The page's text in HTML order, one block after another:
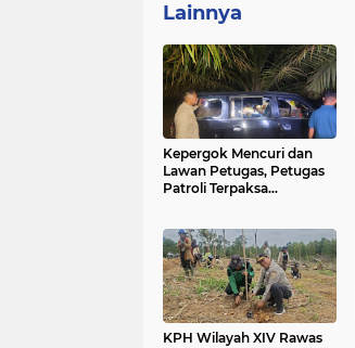
Lainnya
Kepergok Mencuri dan
Lawan Petugas, Petugas
Patroli Terpaksa
KPH Wilayah XIV Rawas